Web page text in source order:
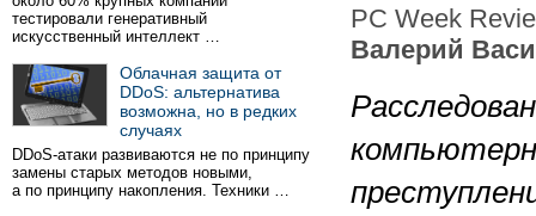
тестировали генеративный
искусственный интеллект …
Облачная защита от
DDoS: альтернатива
возможна, но в редких
случаях
DDoS-атаки развиваются не по принципу
замены старых методов новыми,
а по принципу накопления. Техники …
PC Week
Валерий